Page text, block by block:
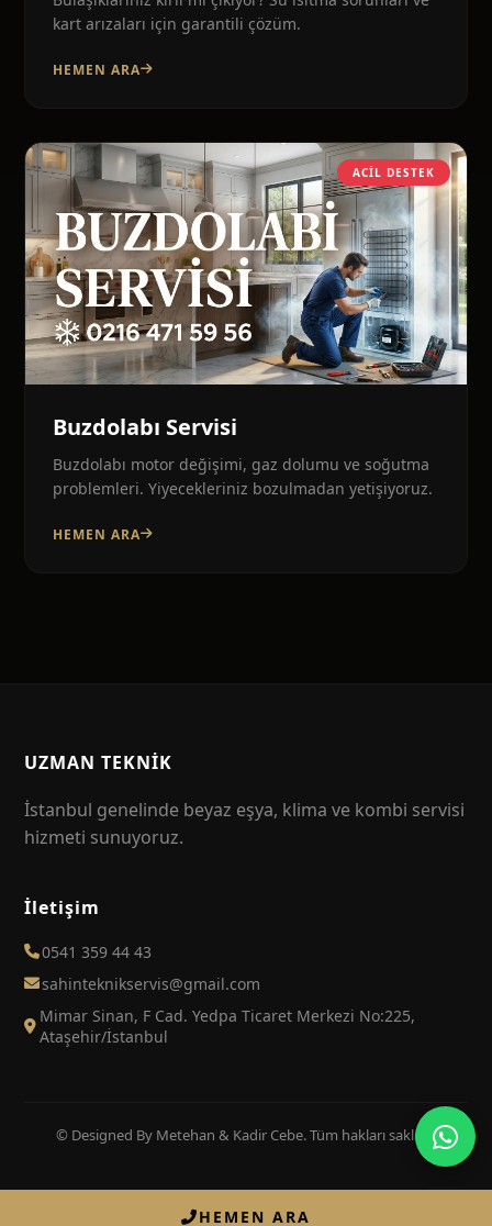
kart arızaları için garantili çözüm.
HEMEN ARA
ACIL DESTEK
Buzdolabı Servisi
Buzdolabı motor değişimi, gaz dolumu ve soğutma
problemleri. Yiyecekleriniz bozulmadan yetişiyoruz.
HEMEN ARA
UZMAN TEKNİK
İstanbul genelinde beyaz eşya, klima ve kombi servisi
hizmeti sunuyoruz.
İletişim
0541 359 44 43
sahinteknikservis@gmail.com
Mimar Sinan, F Cad. Yedpa Ticaret Merkezi No:225,
Ataşehir/İstanbul
© Designed By Metehan & Kadir Cebe. Tüm hakları saklıdır.
HEMEN ARA